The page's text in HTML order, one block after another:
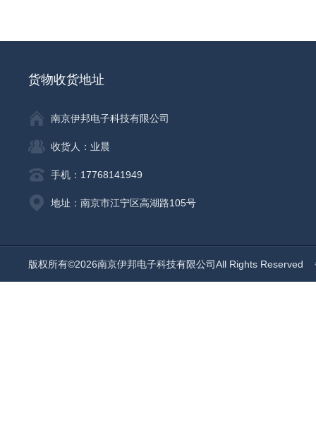
货物收货地址
南京伊邦电子科技有限公司
收货人：业晨
手机：17768141949
地址：南京市江宁区高湖路105号
版权所有©2026南京伊邦电子科技有限公司All Rights Reserved